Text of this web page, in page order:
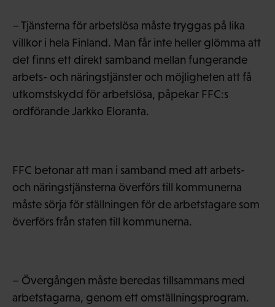
– Tjänsterna för arbetslösa måste tryggas på lika
villkor i hela Finland. Man får inte heller glömma att
det finns ett direkt samband mellan fungerande
arbets- och näringstjänster och möjligheten att få
utkomstskydd för arbetslösa, påpekar FFC:s
ordförande Jarkko Eloranta.
FFC betonar att man i samband med att arbets-
och näringstjänsterna överförs till kommunerna
måste sörja för ställningen för de arbetstagare som
överförs från staten till kommunerna.
– Övergången måste beredas tillsammans med
arbetstagarna, genom ett omställningsprogram.